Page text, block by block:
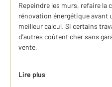
Repeindre les murs, refaire la
rénovation énergétique avant
meilleur calcul. Si certains
d'autres coûtent cher sans
vente.
Lire plus